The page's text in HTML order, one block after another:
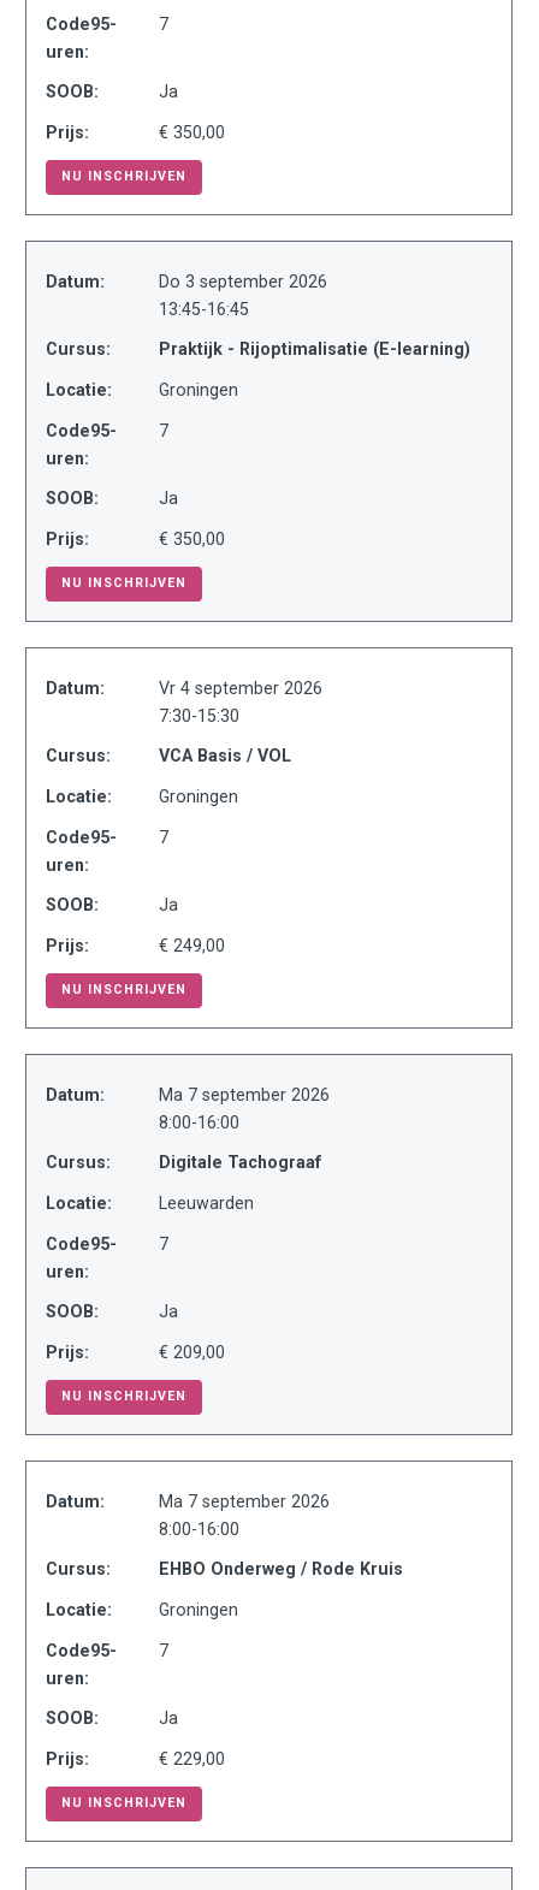
Code95-
uren:
7
SOOB: Ja
Prijs: € 350,00
NU INSCHRIJVEN
Datum:
Do 3 september 2026
13:45-16:45
Cursus: Praktijk - Rijoptimalisatie (E-learning)
Locatie: Groningen
Code95-
uren:
7
SOOB: Ja
Prijs: € 350,00
NU INSCHRIJVEN
Datum:
Vr 4 september 2026
7:30-15:30
Cursus: VCA Basis / VOL
Locatie: Groningen
Code95-
uren:
7
SOOB: Ja
Prijs: € 249,00
NU INSCHRIJVEN
Datum:
Ma 7 september 2026
8:00-16:00
Cursus: Digitale Tachograaf
Locatie: Leeuwarden
Code95-
uren:
7
SOOB: Ja
Prijs: € 209,00
NU INSCHRIJVEN
Datum:
Ma 7 september 2026
8:00-16:00
Cursus: EHBO Onderweg / Rode Kruis
Locatie: Groningen
Code95-
uren:
7
SOOB: Ja
Prijs: € 229,00
NU INSCHRIJVEN